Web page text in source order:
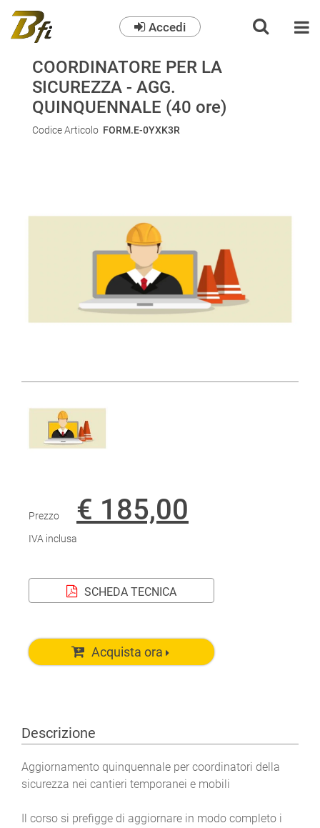
Accedi
COORDINATORE PER LA
SICUREZZA - AGG.
QUINQUENNALE (40 ore)
Codice Articolo FORM.E-0YXK3R
Prezzo € 185,00
IVA inclusa
SCHEDA TECNICA
Acquista ora
Descrizione
Aggiornamento quinquennale per coordinatori della
sicurezza nei cantieri temporanei e mobili
Il corso si prefigge di aggiornare in modo completo i